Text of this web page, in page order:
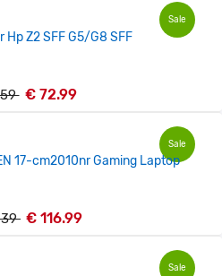
Sale
Z2 SFF G5/G8 SFF
€ 72.99
Sale
17-cm2010nr Gaming Laptop
€ 116.99
Sale